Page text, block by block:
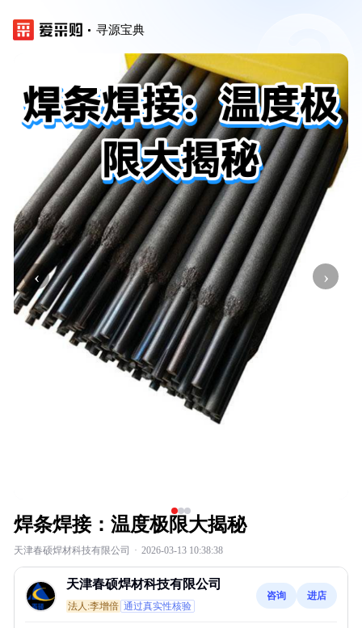
寻源宝典
‹ ›
焊条焊接：温度极限大揭秘
天津春硕焊材科技有限公司 · 2026-03-13 10:38:38
天津春硕焊材科技有限公司
法人:李增倍 通过真实性核验
咨询 进店